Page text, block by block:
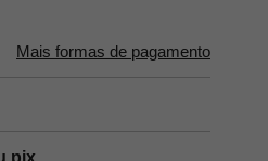
Mais formas de pagamento